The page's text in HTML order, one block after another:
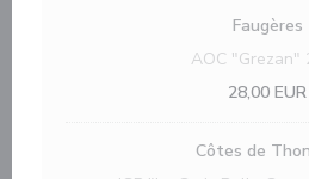
Faugères
AOC "Grezan"
28,00 EUR
Côtes de